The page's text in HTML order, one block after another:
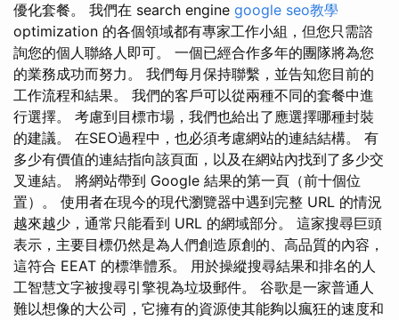
優化套餐。 我們在 search engine google seo教學
optimization 的各個領域都有專家工作小組，但您只需諮
詢您的個人聯絡人即可。 一個已經合作多年的團隊將為您
的業務成功而努力。 我們每月保持聯繫，並告知您目前的
工作流程和結果。 我們的客戶可以從兩種不同的套餐中進
行選擇。 考慮到目標市場，我們也給出了應選擇哪種封裝
的建議。 在SEO過程中，也必須考慮網站的連結結構。 有
多少有價值的連結指向該頁面，以及在網站內找到了多少交
叉連結。 將網站帶到 Google 結果的第一頁（前十個位
置）。 使用者在現今的現代瀏覽器中遇到完整 URL 的情況
越來越少，通常只能看到 URL 的網域部分。 這家搜尋巨頭
表示，主要目標仍然是為人們創造原創的、高品質的內容，
這符合 EEAT 的標準體系。 用於操縱搜尋結果和排名的人
工智慧文字被搜尋引擎視為垃圾郵件。 谷歌是一家普通人
難以想像的大公司，它擁有的資源使其能夠以瘋狂的速度和